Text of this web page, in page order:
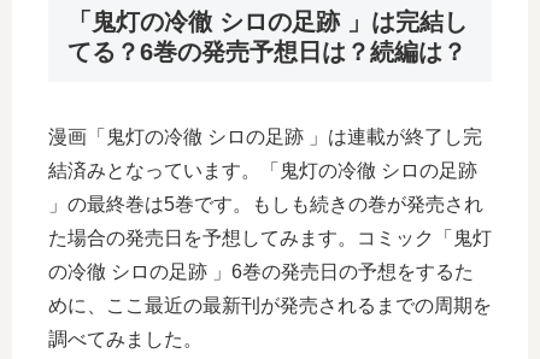
「鬼灯の冷徹 シロの足跡 」は完結し
てる？6巻の発売予想日は？続編は？
漫画「鬼灯の冷徹 シロの足跡 」は連載が終了し完
結済みとなっています。「鬼灯の冷徹 シロの足跡
」の最終巻は5巻です。もしも続きの巻が発売され
た場合の発売日を予想してみます。コミック「鬼灯
の冷徹 シロの足跡 」6巻の発売日の予想をするた
めに、ここ最近の最新刊が発売されるまでの周期を
調べてみました。